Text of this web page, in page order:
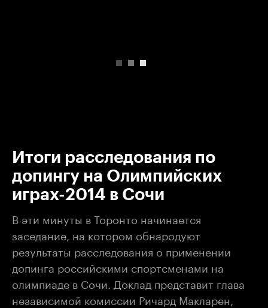
Итоги расследования по
допингу на Олимпийских
играх-2014 в Сочи
В эти минуты в Торонто начинается
заседание, на котором обнародуют
результаты расследования о применении
допинга российскими спортсменами на
олимпиаде в Сочи. Доклад представит глава
независимой комиссии Ричард Макларен,